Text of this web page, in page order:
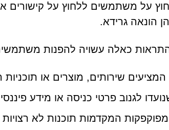
על משתמשים ללחוץ על קישורים
הונאה גרידא.
כאלה עשויה להפנות
שירותים, מוצרים או
לגנוב פרטי כניסה או מידע פיננסי
המקדמות תוכנות לא רצויות